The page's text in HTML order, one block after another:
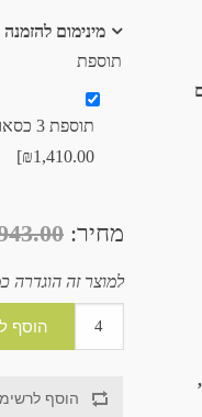
מינימום להזמנה
תוספת
₪1,410.00]
מחיר:
למוצר זה הוגדרה כמות